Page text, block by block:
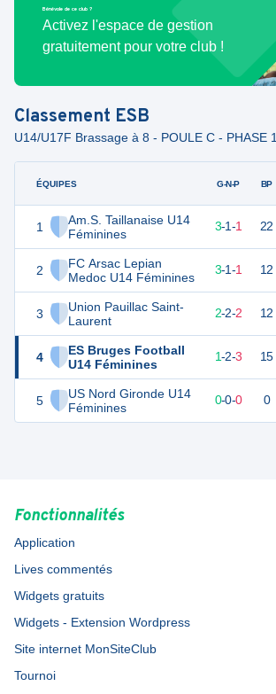
Bénévole de ce club ?
Activez l'espace de gestion
gratuitement pour votre club !
Classement ESB
U14/U17F Brassage à 8 - POULE C - PHASE 1
ÉQUIPES
1
Am.S. Taillanaise U14
Féminines
2
FC Arsac Lepian
Medoc U14 Féminines
3
Union Pauillac Saint-
Laurent
4
ES Bruges Football
U14 Féminines
5
US Nord Gironde U14
Féminines
G-N-P BP
9 6 3-1-1 22
9 3-1-1 12
8 2-2-2 12
5 1-2-3 15
0 0 0-0-0 0
Fonctionnalités
Application
Lives commentés
Widgets gratuits
Widgets - Extension Wordpress
Site internet MonSiteClub
Tournoi